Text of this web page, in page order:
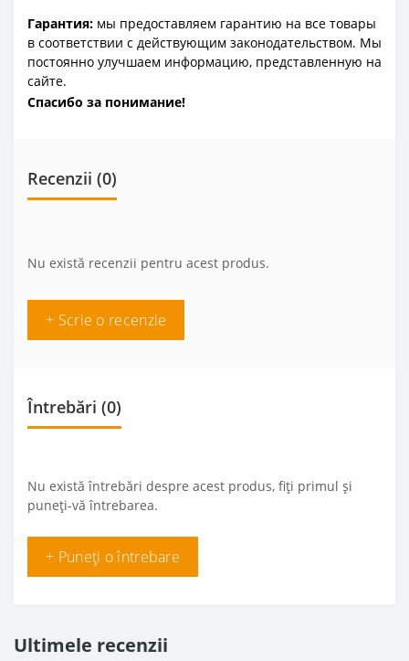
Гарантия: мы предоставляем гарантию на все товары
в соответствии с действующим законодательством. Мы
постоянно улучшаем информацию, представленную на
сайте.
Спасибо за понимание!
Recenzii (0)
Nu există recenzii pentru acest produs.
+ Scrie o recenzie
Întrebări (0)
Nu există întrebări despre acest produs, fiți primul și
puneți-vă întrebarea.
+ Puneți o întrebare
Ultimele recenzii